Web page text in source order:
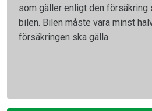
som gäller enligt den försäkring
bilen. Bilen måste vara minst
försäkringen ska gälla.